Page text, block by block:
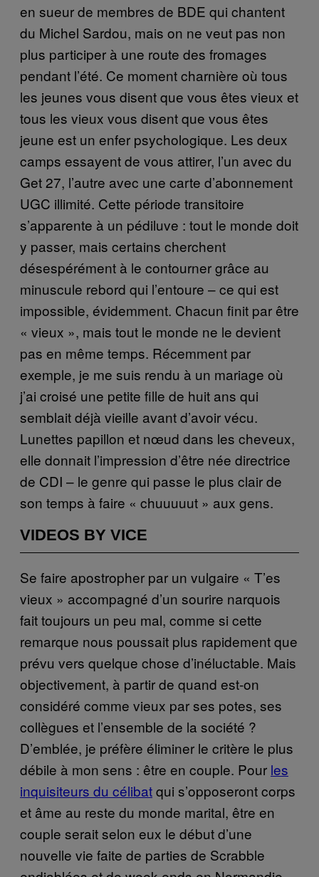
en sueur de membres de BDE qui chantent
du Michel Sardou, mais on ne veut pas non
plus participer à une route des fromages
pendant l’été. Ce moment charnière où tous
les jeunes vous disent que vous êtes vieux et
tous les vieux vous disent que vous êtes
jeune est un enfer psychologique. Les deux
camps essayent de vous attirer, l’un avec du
Get 27, l’autre avec une carte d’abonnement
UGC illimité. Cette période transitoire
s’apparente à un pédiluve : tout le monde doit
y passer, mais certains cherchent
désespérément à le contourner grâce au
minuscule rebord qui l’entoure – ce qui est
impossible, évidemment. Chacun finit par être
« vieux », mais tout le monde ne le devient
pas en même temps. Récemment par
exemple, je me suis rendu à un mariage où
j’ai croisé une petite fille de huit ans qui
semblait déjà vieille avant d’avoir vécu.
Lunettes papillon et nœud dans les cheveux,
elle donnait l’impression d’être née directrice
de CDI – le genre qui passe le plus clair de
son temps à faire « chuuuuut » aux gens.
VIDEOS BY VICE
Se faire apostropher par un vulgaire « T’es
vieux » accompagné d’un sourire narquois
fait toujours un peu mal, comme si cette
remarque nous poussait plus rapidement que
prévu vers quelque chose d’inéluctable. Mais
objectivement, à partir de quand est-on
considéré comme vieux par ses potes, ses
collègues et l’ensemble de la société ?
D’emblée, je préfère éliminer le critère le plus
débile à mon sens : être en couple. Pour les
inquisiteurs du célibatqui s’opposeront corps
et âme au reste du monde marital, être en
couple serait selon eux le début d’une
nouvelle vie faite de parties de Scrabble